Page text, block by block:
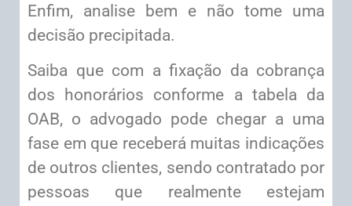
Enfim, analise bem e não tome uma
decisão precipitada.
Saiba que com a fixação da cobrança
dos honorários conforme a tabela da
OAB, o advogado pode chegar a uma
fase em que receberá muitas indicações
de outros clientes, sendo contratado por
pessoas que realmente estejam